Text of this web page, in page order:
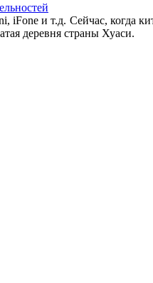
и т.д. Сейчас, когда
деревня страны Хуаси.